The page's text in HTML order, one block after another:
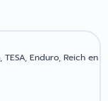
Enduro, Reich en